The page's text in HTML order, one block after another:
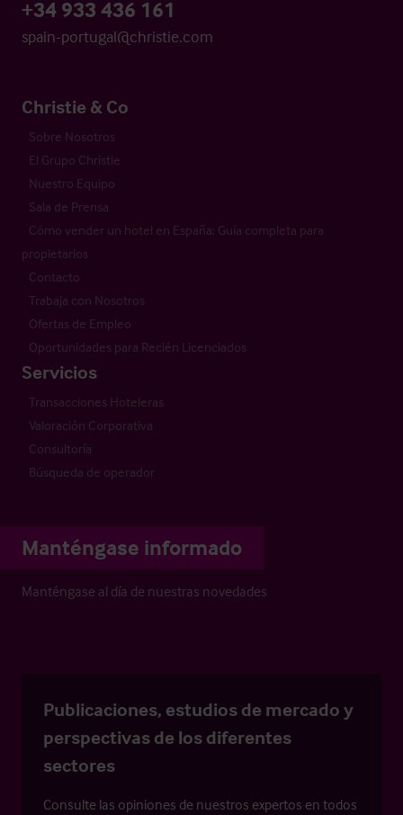
+34 933 436 161
spain-portugal@christie.com
Christie & Co
Sobre Nosotros
El Grupo Christie
Nuestro Equipo
Sala de Prensa
Cómo vender un hotel en España: Guía completa para
propietarios
Contacto
Trabaja con Nosotros
Ofertas de Empleo
Oportunidades para Recién Licenciados
Servicios
Transacciones Hoteleras
Valoración Corporativa
Consultoría
Búsqueda de operador
Manténgase informado
Manténgase al día de nuestras novedades
Publicaciones, estudios de mercado y
perspectivas de los diferentes
sectores
Consulte las opiniones de nuestros expertos en todos